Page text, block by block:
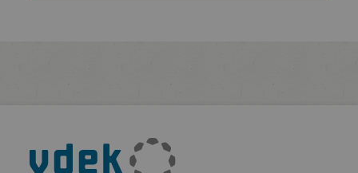
Fußleisten-
Navigation